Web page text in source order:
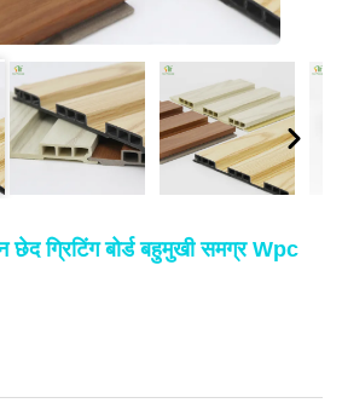
ग्रिटिंग बोर्ड बहुमुखी समग्र Wpc